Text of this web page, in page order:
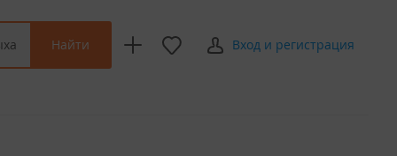
Найти Вход и регистрация